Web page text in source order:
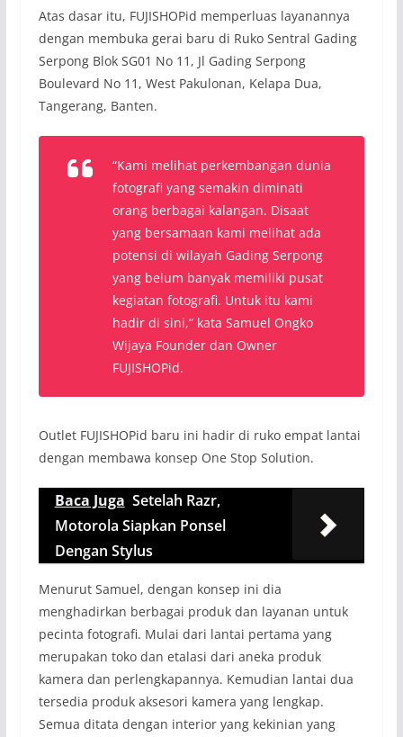
Atas dasar itu, FUJISHOPid memperluas layanannya
dengan membuka gerai baru di Ruko Sentral Gading
Serpong Blok SG01 No 11, Jl Gading Serpong
Boulevard No 11, West Pakulonan, Kelapa Dua,
Tangerang, Banten.
“Kami melihat perkembangan dunia
fotografi yang semakin diminati
orang berbagai kalangan. Disaat
yang bersamaan kami melihat ada
potensi di wilayah Gading Serpong
yang belum banyak memiliki pusat
kegiatan fotografi. Untuk itu kami
hadir di sini,” kata Samuel Ongko
Wijaya Founder dan Owner
FUJISHOPid.
Outlet FUJISHOPid baru ini hadir di ruko empat lantai
dengan membawa konsep One Stop Solution.
Baca Juga Setelah Razr,
Motorola Siapkan Ponsel
Dengan Stylus
Menurut Samuel, dengan konsep ini dia
menghadirkan berbagai produk dan layanan untuk
pecinta fotografi. Mulai dari lantai pertama yang
merupakan toko dan etalasi dari aneka produk
kamera dan perlengkapannya. Kemudian lantai dua
tersedia produk aksesori kamera yang lengkap.
Semua ditata dengan interior yang kekinian yang